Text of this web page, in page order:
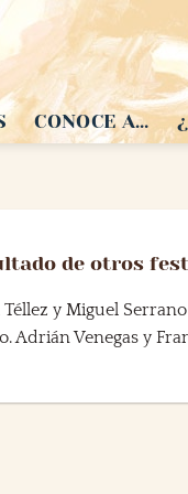
CONOCE A…
de otros
y Miguel
Adrián Venegas y